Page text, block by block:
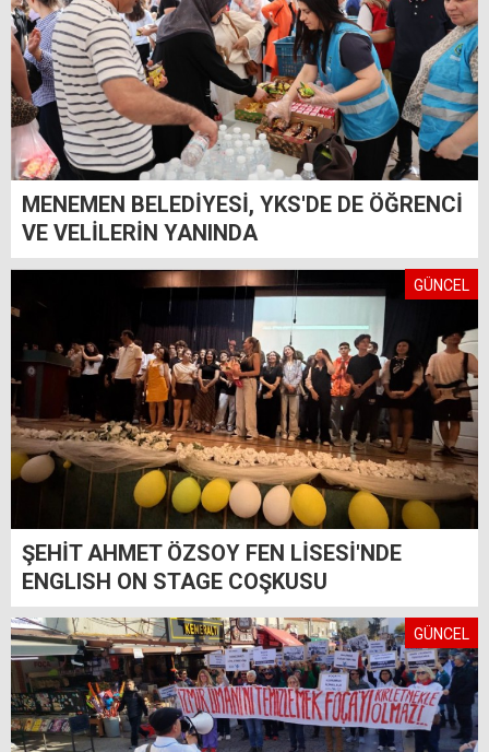
MENEMEN BELEDİYESİ, YKS'DE DE ÖĞRENCİ
VE VELİLERİN YANINDA
GÜNCEL
ŞEHİT AHMET ÖZSOY FEN LİSESİ'NDE
ENGLISH ON STAGE COŞKUSU
GÜNCEL